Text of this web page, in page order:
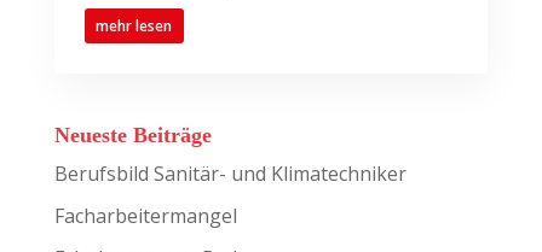
mehr lesen
Neueste Beiträge
Berufsbild Sanitär- und Klimatechniker
Facharbeitermangel